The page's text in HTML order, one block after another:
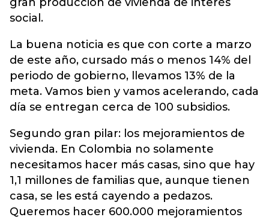
social.
La buena noticia es que con corte a marzo
de este año, cursado más o menos 14% del
periodo de gobierno, llevamos 13% de la
meta. Vamos bien y vamos acelerando, cada
día se entregan cerca de 100 subsidios.
Segundo gran pilar: los mejoramientos de
vivienda. En Colombia no solamente
necesitamos hacer más casas, sino que hay
1,1 millones de familias que, aunque tienen
casa, se les está cayendo a pedazos.
Queremos hacer 600.000 mejoramientos